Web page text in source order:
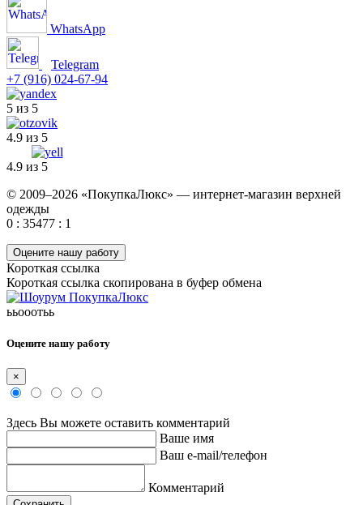
WhatsApp
Telegram
+7 (916) 024-67-94
5 из 5
4.9 из 5
4.9 из 5
© 2009–2026 «ПокупкаЛюкс» — интернет-магазин верхней
одежды
0 : 35477 : 1
Оцените нашу работу
Короткая ссылка
Короткая ссылка скопирована в буфер обмена
ььооотьь
Оцените нашу работу
×
Здесь Вы можете оставить комментарий
Ваше имя
Ваш e-mail/телефон
Комментарий